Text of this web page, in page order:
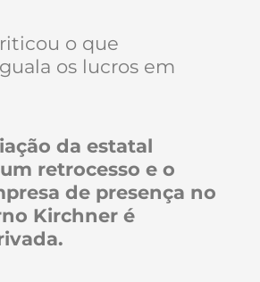
o que
os lucros em
da estatal
retrocesso e o
de presença no
Kirchner é